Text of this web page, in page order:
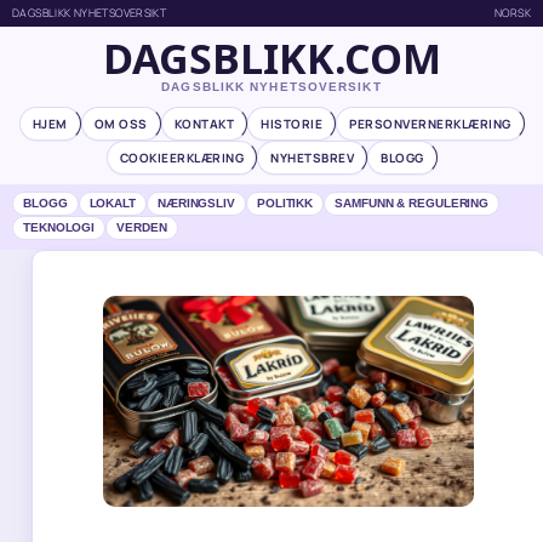
DAGSBLIKK NYHETSOVERSIKT NORSK
DAGSBLIKK.COM
DAGSBLIKK NYHETSOVERSIKT
HJEM OM OSS KONTAKT HISTORIE
PERSONVERNERKLÆRING
COOKIEERKLÆRING
NYHETSBREV BLOGG
BLOGG LOKALT NÆRINGSLIV POLITIKK
SAMFUNN & REGULERING
TEKNOLOGI
VERDEN